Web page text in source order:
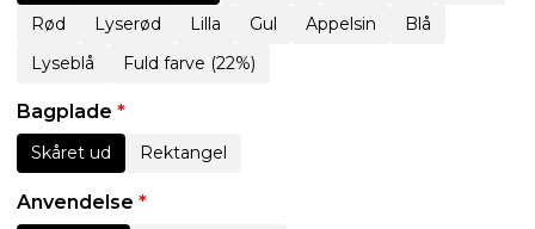
Rød
Lyserød Lilla Gul Appelsin
Blå
Lyseblå
Fuld farve (22%)
Bagplade *
Skåret ud Rektangel
Anvendelse *